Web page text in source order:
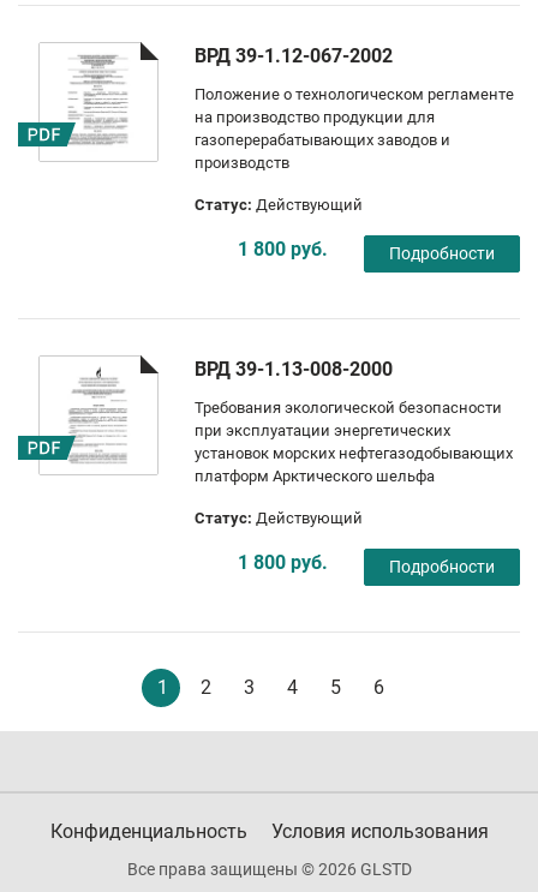
ВРД 39-1.12-067-2002
Положение о технологическом регламенте
на производство продукции для
газоперерабатывающих заводов и
производств
Статус: Действующий
1 800 руб. Подробности
ВРД 39-1.13-008-2000
Требования экологической безопасности
при эксплуатации энергетических
установок морских нефтегазодобывающих
платформ Арктического шельфа
Статус: Действующий
1 800 руб. Подробности
1 2 3 4 5 6
Конфиденциальность Условия использования
Все права защищены © 2026 GLSTD